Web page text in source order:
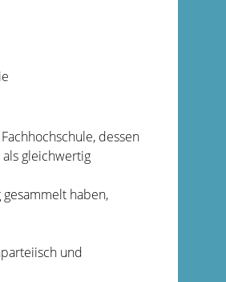
dessen
gleichwertig
haben,
und